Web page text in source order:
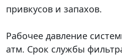
привкусов и запахов.
Рабочее давление
атм. Срок службы